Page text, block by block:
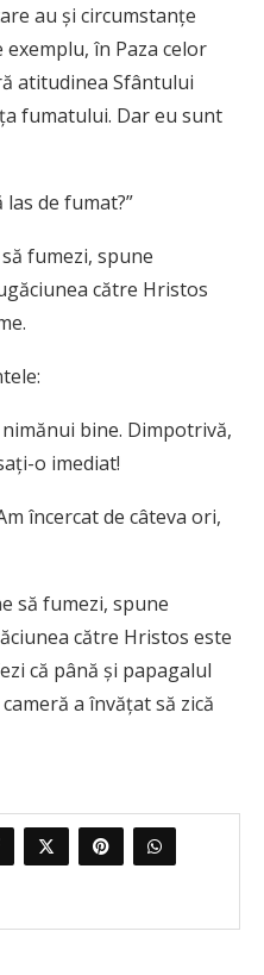
au şi circumstanţe
în Paza celor
atitudinea Sfântului
fumatului. Dar eu sunt
de fumat?”
fumezi, spune
către Hristos
bine. Dimpotrivă,
o imediat!
încercat de câteva ori,
să fumezi, spune
către Hristos este
că până şi papagalul
a învăţat să zică